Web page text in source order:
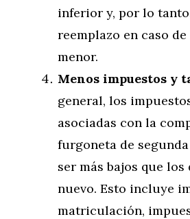
inferior y, por lo
reemplazo en caso
menor.
Menos impuestos y
general, los
asociadas con la
furgoneta de
ser más bajos que
nuevo. Esto incluye
matriculación,